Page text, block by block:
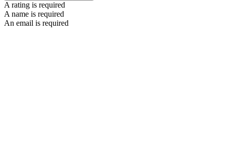
A rating is required
A name is required
An email is required